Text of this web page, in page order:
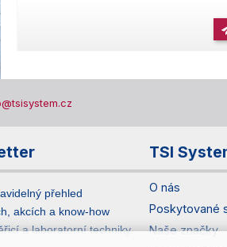
přehled
akcích a know-how
a laboratorní techniky.
TSI
O nás
Poskytované
Naše značky